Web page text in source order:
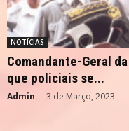
NOTÍCIAS
Comandante-Geral
que policiais se...
Admin - 3 de Março, 2023